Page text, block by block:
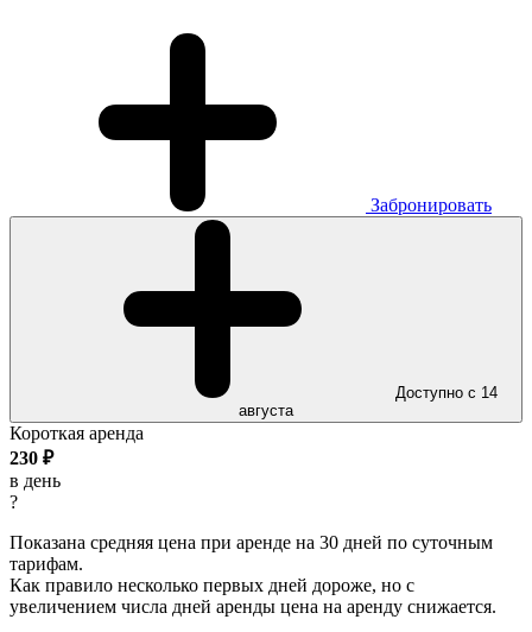
Забронировать
Доступно с 14
августа
Короткая аренда
230 ₽
в день
?
Показана средняя цена при аренде на 30 дней по суточным
тарифам.
Как правило несколько первых дней дороже, но с
увеличением числа дней аренды цена на аренду снижается.